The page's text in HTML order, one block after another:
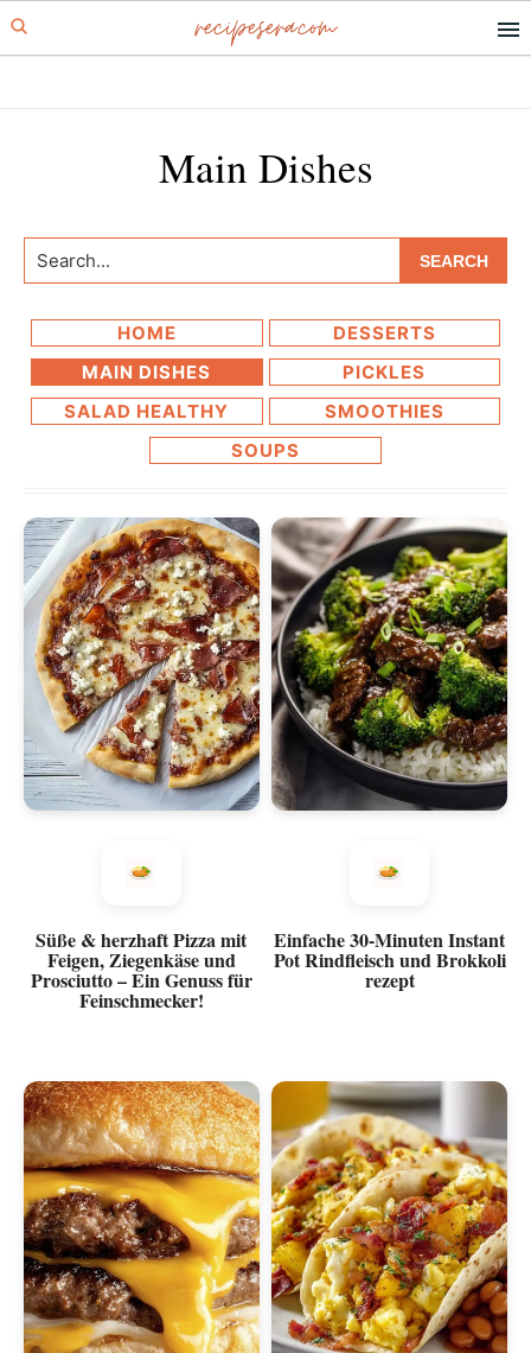
Skip
to
Skip
to
recipesera.com
Main Dishes
Search...
HOME
DESSERTS
MAIN DISHES
PICKLES
SALAD HEALTHY
SMOOTHIES
SOUPS
Süße & herzhaft Pizza mit
Feigen, Ziegenkäse und
Prosciutto – Ein Genuss für
Feinschmecker!
Einfache 30-Minuten Instant
Pot Rindfleisch und Brokkoli
rezept